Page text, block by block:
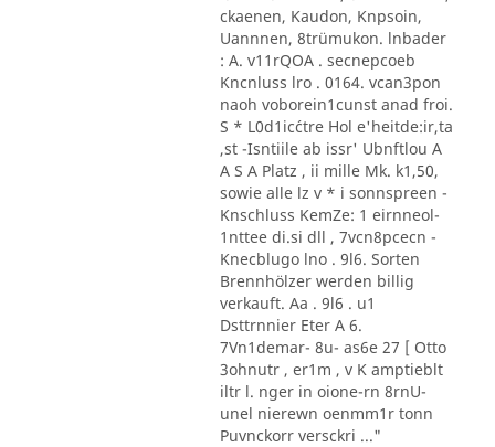
ckaenen, Kaudon, Knpsoin,
Uannnen, 8trümukon. lnbader
: A. v11rQOA . secnepcoeb
Kncnluss lro . 0164. vcan3pon
naoh voborein1cunst anad froi.
S * L0d1ic´ctre Hol e'heitde:ir,ta
,st -Isntiile ab issr' Ubnftlou A
A S A Platz , ii mille Mk. k1,50,
sowie alle lz v * i sonnspreen -
Knschluss KemZe: 1 eirnneol-
1nttee di.si dll , 7vcn8pcecn -
Knecblugo lno . 9l6. Sorten
Brennhölzer werden billig
verkauft. Aa . 9l6 . u1
Dsttrnnier Eter A 6.
7Vn1demar- 8u- as6e 27 [ Otto
3ohnutr , er1m , v K amptieblt
iltr l. nger in oione-rn 8rnU-
unel nierewn oenmm1r tonn
Puvnckorr versckri ..."